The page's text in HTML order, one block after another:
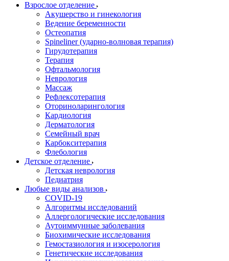
Взрослое отделение
Акушерство и гинекология
Ведение беременности
Остеопатия
Spineliner (ударно-волновая терапия)
Гирудотерапия
Терапия
Офтальмология
Неврология
Массаж
Рефлексотерапия
Оториноларингология
Кардиология
Дерматология
Семейный врач
Карбокситерапия
Флебология
Детское отделение
Детская неврология
Педиатрия
Любые виды анализов
COVID-19
Алгоритмы исследований
Аллергологические исследования
Аутоиммунные заболевания
Биохимические исследования
Гемостазиология и изосерология
Генетические исследования